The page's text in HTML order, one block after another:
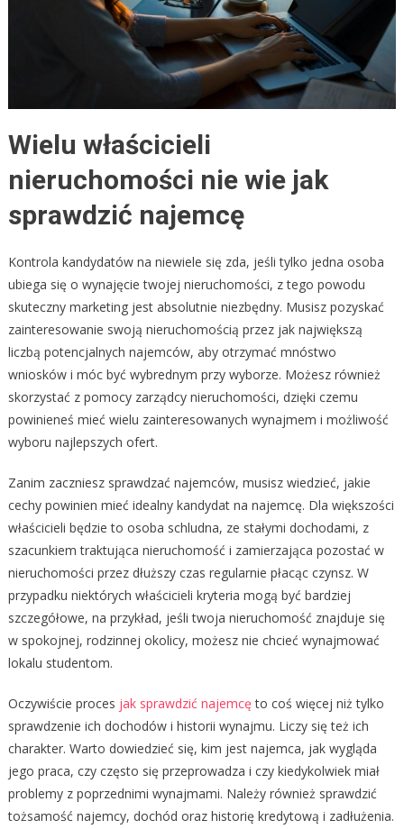
Wielu właścicieli
nieruchomości nie wie jak
sprawdzić najemcę
Kontrola kandydatów na niewiele się zda, jeśli tylko jedna osoba
ubiega się o wynajęcie twojej nieruchomości, z tego powodu
skuteczny marketing jest absolutnie niezbędny. Musisz pozyskać
zainteresowanie swoją nieruchomością przez jak największą
liczbą potencjalnych najemców, aby otrzymać mnóstwo
wniosków i móc być wybrednym przy wyborze. Możesz również
skorzystać z pomocy zarządcy nieruchomości, dzięki czemu
powinieneś mieć wielu zainteresowanych wynajmem i możliwość
wyboru najlepszych ofert.
Zanim zaczniesz sprawdzać najemców, musisz wiedzieć, jakie
cechy powinien mieć idealny kandydat na najemcę. Dla większości
właścicieli będzie to osoba schludna, ze stałymi dochodami, z
szacunkiem traktująca nieruchomość i zamierzająca pozostać w
nieruchomości przez dłuższy czas regularnie płacąc czynsz. W
przypadku niektórych właścicieli kryteria mogą być bardziej
szczegółowe, na przykład, jeśli twoja nieruchomość znajduje się
w spokojnej, rodzinnej okolicy, możesz nie chcieć wynajmować
lokalu studentom.
Oczywiście proces jak sprawdzić najemcę to coś więcej niż tylko
sprawdzenie ich dochodów i historii wynajmu. Liczy się też ich
charakter. Warto dowiedzieć się, kim jest najemca, jak wygląda
jego praca, czy często się przeprowadza i czy kiedykolwiek miał
problemy z poprzednimi wynajmami. Należy również sprawdzić
tożsamość najemcy, dochód oraz historię kredytową i zadłużenia.